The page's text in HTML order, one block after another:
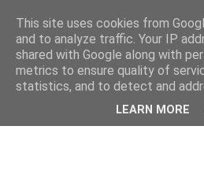
This site uses cookies from
and to analyze traffic. Your IP
shared with Google along with
metrics to ensure quality of
statistics, and to detect and
LEARN MORE